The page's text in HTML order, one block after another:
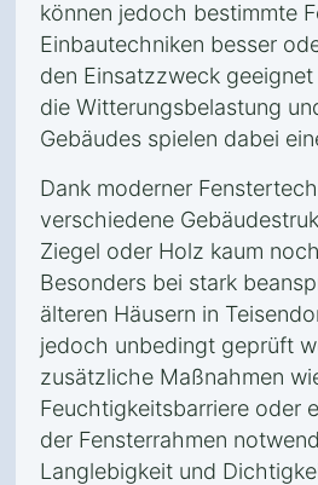
können jedoch bestimmte
Einbautechniken besser
den Einsatzzweck
die Witterungsbelastung
Gebäudes spielen dabei
Dank moderner
verschiedene
Ziegel oder Holz kaum
Besonders bei stark
älteren Häusern in
jedoch unbedingt geprüft
zusätzliche Maßnahmen
Feuchtigkeitsbarriere oder
der Fensterrahmen
Langlebigkeit und